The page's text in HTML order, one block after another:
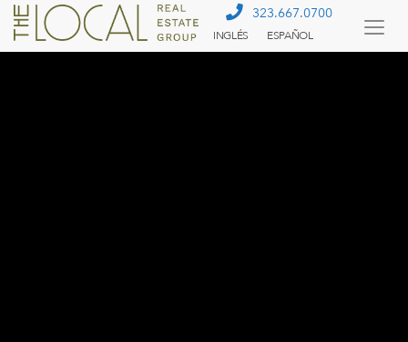
323.667.0700
INGLÉS ESPAÑOL